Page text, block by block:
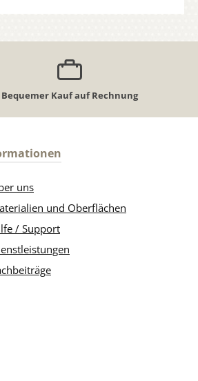
Bequemer Kauf auf Rechnung
uns
und Oberflächen
/ Support